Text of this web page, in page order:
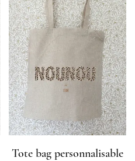
Tote bag personnalisable